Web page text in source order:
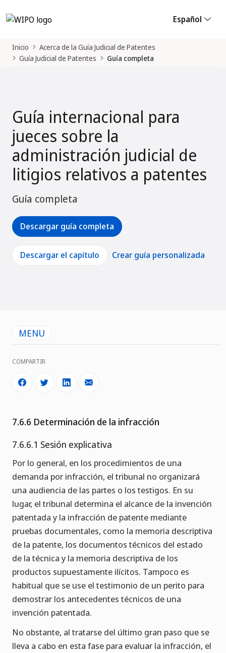
Español
Inicio
Acerca de la Guía Judicial de Patentes
Guía Judicial de Patentes
Guía completa
Guía internacional para
jueces sobre la
administración judicial de
litigios relativos a patentes
Guía completa
Descargar guía completa
Descargar el capítulo Crear guía personalizada
MENU
COMPARTIR
7.6.6 Determinación de la infracción
7.6.6.1 Sesión explicativa
Por lo general, en los procedimientos de una
demanda por infracción, el tribunal no organizará
una audiencia de las partes o los testigos. En su
lugar, el tribunal determina el alcance de la invención
patentada y la infracción de patente mediante
pruebas documentales, como la memoria descriptiva
de la patente, los documentos técnicos del estado
de la técnica y la memoria descriptiva de los
productos supuestamente ilícitos. Tampoco es
habitual que se use el testimonio de un perito para
demostrar los antecedentes técnicos de una
invención patentada.
No obstante, al tratarse del último gran paso que se
lleva a cabo en esta fase para evaluar la infracción, el